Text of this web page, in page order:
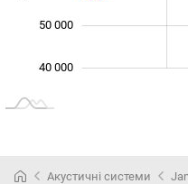
40 000
50 000
Акустичні системи